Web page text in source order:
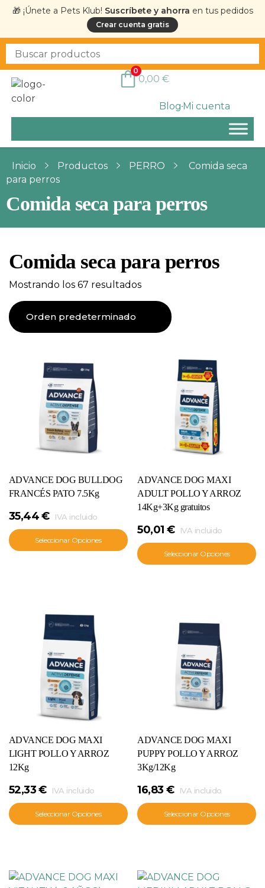
🎁 ¡Únete a Pets Klub! Suscríbete y ahorra en tus pedidos
Crear cuenta gratis
BlogMi cuenta
0
0,00 €
Inicio Productos PERRO
Comida seca
para perros
Comida seca para perros
Comida seca para perros
Mostrando los 67 resultados
ADVANCE DOG BULLDOG
FRANCÉS PATO 7.5Kg
35,44€ IVA incluido
Seleccionar Opciones
ADVANCE DOG MAXI
ADULT POLLO Y ARROZ
14Kg+3Kg gratuitos
50,01 € IVA incluido
Seleccionar Opciones
ADVANCE DOG MAXI
LIGHT POLLO Y ARROZ
12Kg
52,33€ IVA incluido
Seleccionar Opciones
ADVANCE DOG MAXI
PUPPY POLLO Y ARROZ
3Kg/12Kg
16,83 € IVA incluido
Seleccionar Opciones